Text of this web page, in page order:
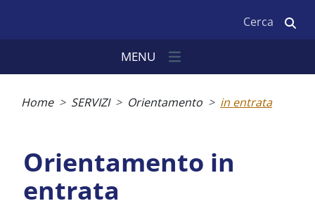
MENU
Home SERVIZI Orientamento in entrata
Orientamento in
entrata